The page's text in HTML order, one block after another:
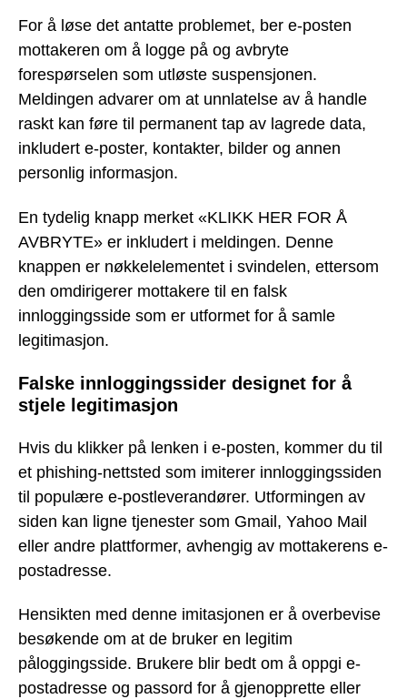
For å løse det antatte problemet, ber e-posten
mottakeren om å logge på og avbryte
forespørselen som utløste suspensjonen.
Meldingen advarer om at unnlatelse av å handle
raskt kan føre til permanent tap av lagrede data,
inkludert e-poster, kontakter, bilder og annen
personlig informasjon.
En tydelig knapp merket «KLIKK HER FOR Å
AVBRYTE» er inkludert i meldingen. Denne
knappen er nøkkelelementet i svindelen, ettersom
den omdirigerer mottakere til en falsk
innloggingsside som er utformet for å samle
legitimasjon.
Falske innloggingssider designet for å
stjele legitimasjon
Hvis du klikker på lenken i e-posten, kommer du til
et phishing-nettsted som imiterer innloggingssiden
til populære e-postleverandører. Utformingen av
siden kan ligne tjenester som Gmail, Yahoo Mail
eller andre plattformer, avhengig av mottakerens e-
postadresse.
Hensikten med denne imitasjonen er å overbevise
besøkende om at de bruker en legitim
påloggingsside. Brukere blir bedt om å oppgi e-
postadresse og passord for å gjenopprette eller